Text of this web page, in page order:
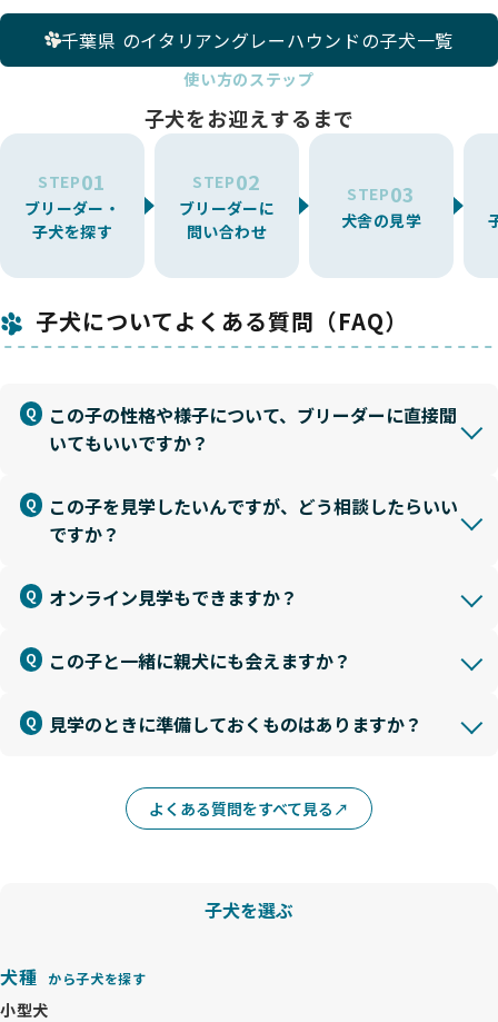
千葉県 のイタリアングレーハウンドの子犬一覧
使い方のステップ
子犬をお迎えするまで
STEP01
ブリーダー・
子犬を探す
STEP02
ブリーダーに
問い合わせ
STEP03
犬舎の見学
子犬についてよくある質問（FAQ）
この子の性格や様子について、ブリーダーに直接聞
いてもいいですか？
この子を見学したいんですが、どう相談したらいい
ですか？
オンライン見学もできますか？
この子と一緒に親犬にも会えますか？
見学のときに準備しておくものはありますか？
よくある質問をすべて見る
子犬を選ぶ
犬種 から子犬を探す
小型犬